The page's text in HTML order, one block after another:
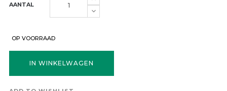
AANTAL
OP VOORRAAD
IN WINKELWAGEN